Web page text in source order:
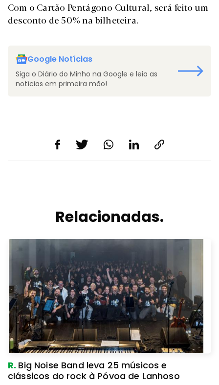
Com o Cartão Pentágono Cultural, será feito um
desconto de 50% na bilheteira.
Google Notícias
Siga o Diário do Minho na Google e leia as
notícias em primeira mão!
Relacionadas.
R. Big Noise Band leva 25 músicos e
clássicos do rock à Póvoa de Lanhoso